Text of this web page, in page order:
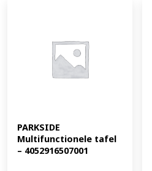
PARKSIDE
Multifunctionele tafel
– 4052916507001